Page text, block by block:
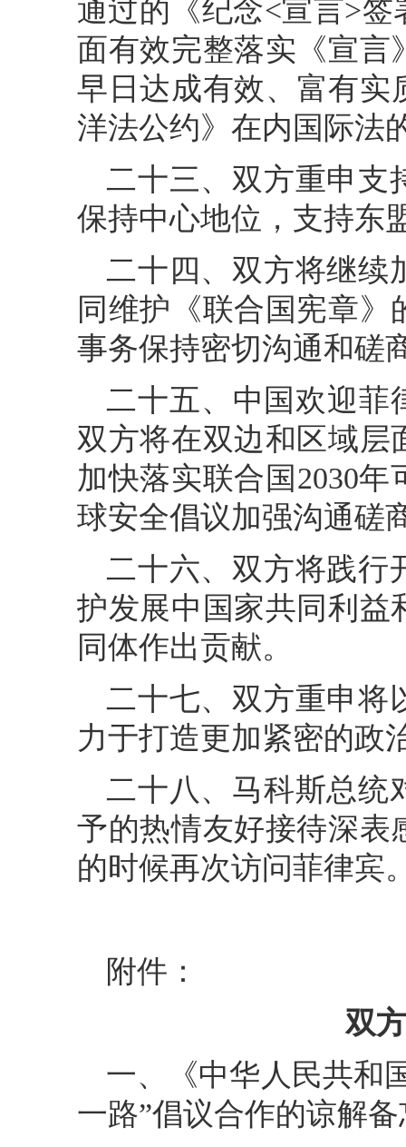
通过的《纪念<宣言>
面有效完整落实《宣言
早日达成有效、富有实
洋法公约》在内国际法
二十三、双方重申支
保持中心地位，支持东
二十四、双方将继续
同维护《联合国宪章
事务保持密切沟通和磋
二十五、中国欢迎菲
双方将在双边和区域层
加快落实联合国2030
球安全倡议加强沟通磋
二十六、双方将践行
护发展中国家共同利益
同体作出贡献。
二十七、双方重申将
力于打造更加紧密的政
二十八、马科斯总统
予的热情友好接待深表
的时候再次访问菲律宾
附件：
双
一、《中华人民共和
一路”倡议合作的谅解